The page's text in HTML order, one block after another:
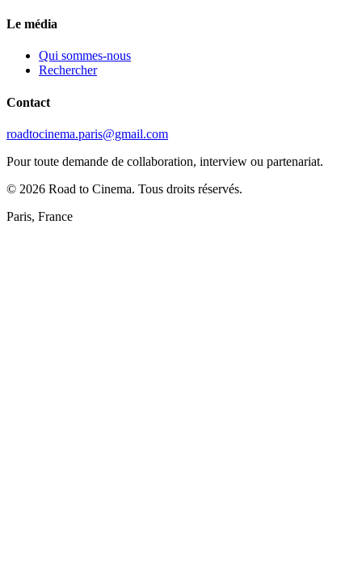
Le média
Qui sommes-nous
Rechercher
Contact
roadtocinema.paris@gmail.com
Pour toute demande de collaboration, interview ou partenariat.
© 2026 Road to Cinema. Tous droits réservés.
Paris, France